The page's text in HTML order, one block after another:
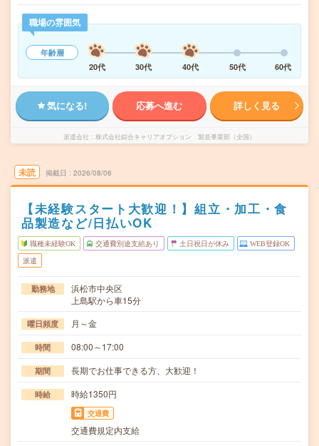
職場の雰囲気
年齢層
20代
30代 40代 50代 60代
気になる! 応募へ進む 詳しく見る
派遣会社 株式会社綜合キャリアオプション 製造事業部（全国）
未読 掲載日 2026/08/06
【未経験スタート大歓迎！】組立・加工・食
品製造など/日払いOK
職種未経験OK 交通費別途支給あり 土日祝日が休み WEB登録OK
派遣
勤務地
浜松市中央区
上島駅から車15分
曜日頻度 月～金
時間 08:00～17:00
期間 長期でお仕事できる方、大歓迎！
時給 時給1350円
交通費
交通費規定内支給